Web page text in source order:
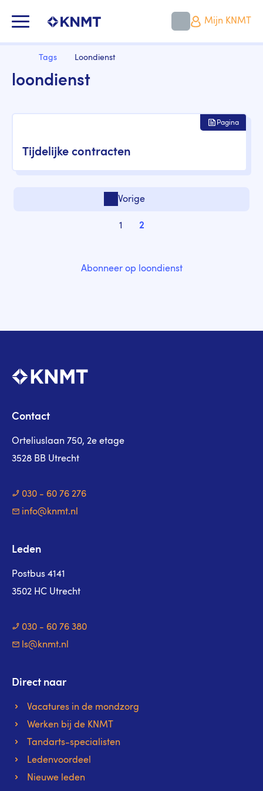
naar
Mijn KNMT
Kruimelpad
HomeTags Loondienst
loondienst
Tijdelijke contracten
Pagina
Vorige
1
2
Abonneer op loondienst
Contact
Orteliuslaan 750, 2e etage
3528 BB Utrecht
030 - 60 76 276
info@knmt.nl
Leden
Postbus 4141
3502 HC Utrecht
030 - 60 76 380
ls@knmt.nl
Direct naar
Vacatures in de mondzorg
Werken bij de KNMT
Tandarts-specialisten
Ledenvoordeel
Nieuwe leden